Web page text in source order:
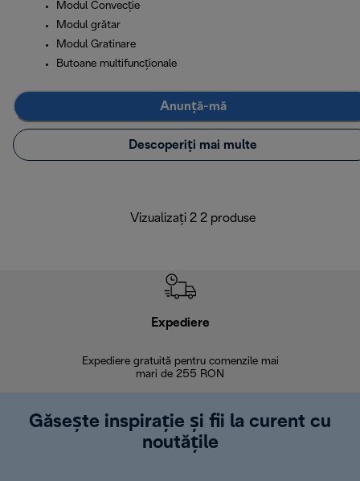
Modul Convecție
Modul grătar
Modul Gratinare
Butoane multifuncționale
Anunță-mă
Descoperiți mai multe
Vizualizați 2 2 produse
Expediere
Expediere gratuită pentru comenzile mai
mari de 255 RON
Găsește inspirație și fii la curent cu
noutățile